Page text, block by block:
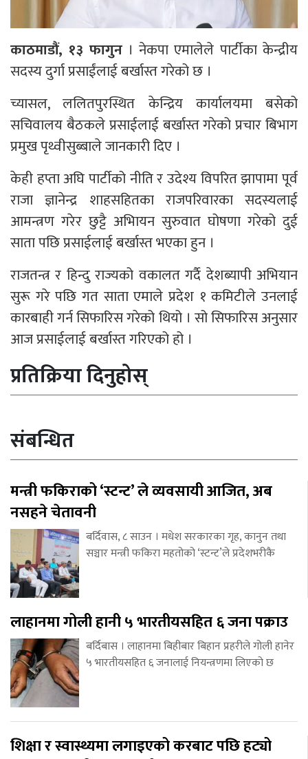
काठमाडौं, १३ फागुन। नेकपा एमालेले पार्टीका केन्द्रीय
सदस्य दुर्गा प्रसाईंलाई बर्खास्त गरेको छ ।
च्यासल, ललितपुरस्थित केन्द्रिय कार्यालयमा बसेको
सचिवालय बैठकले प्रसाईलाई बर्खास्त गरेको प्रचार बिभाग
प्रमुख पृथ्वीसुब्बाले जानकारी दिए ।
केही हप्ता अघि पार्टीको नीति र उदेश्य विपरित झापामा पूर्व
राजा ज्ञानेन्द्र शाहसहितका राजपरिवारका सदस्यलाई
आमन्त्रण गरेर छुट्टै अभिायन सुरुवात घोषणा गरेको दुई
साता पछि प्रसाईलाई बर्खास्त भएका हुन ।
राजतन्त्र र हिन्दु राज्यको वकालत गर्दै देशब्यापी अभियान
सुरू गरे पछि गत साता एमाले प्रदेश १ कमिटीले उनलाई
कारबाही गर्न सिफारिस गरेको थियो । सो सिफारिस अनुसार
आज प्रसाईलाई बर्खास्त गरिएको हो ।
प्रतिक्रिया दिनुहोस्
संबन्धित
मन्त्री फकिराको ‘स्टन्ट’ ले व्यवसायी आजित, अब
नसहने चेतावनी
बर्दिवास, ८ साउन । मधेश सरकारका गृह, कानुन तथा
सञ्चार मन्त्री फकिरा महतोको ‘स्टन्ट’ले प्रदेशभरीकै
लाहानमा गोली हानी ५ भारतीयसहित ६ जना पक्राउ
बर्दिबास । लाहानमा बिहीबार बिहान प्रहरीले गोली हानेर
५ भारतीयसहित ६ जनालाई नियन्त्रणमा लिएको छ
शिक्षा र स्वास्थ्यमा लगाइएको करबाट पछि हट्यो